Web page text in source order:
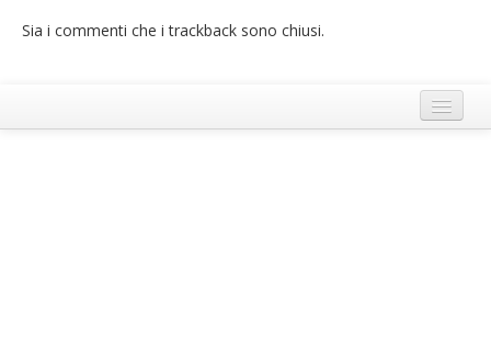
Sia i commenti che i trackback sono chiusi.